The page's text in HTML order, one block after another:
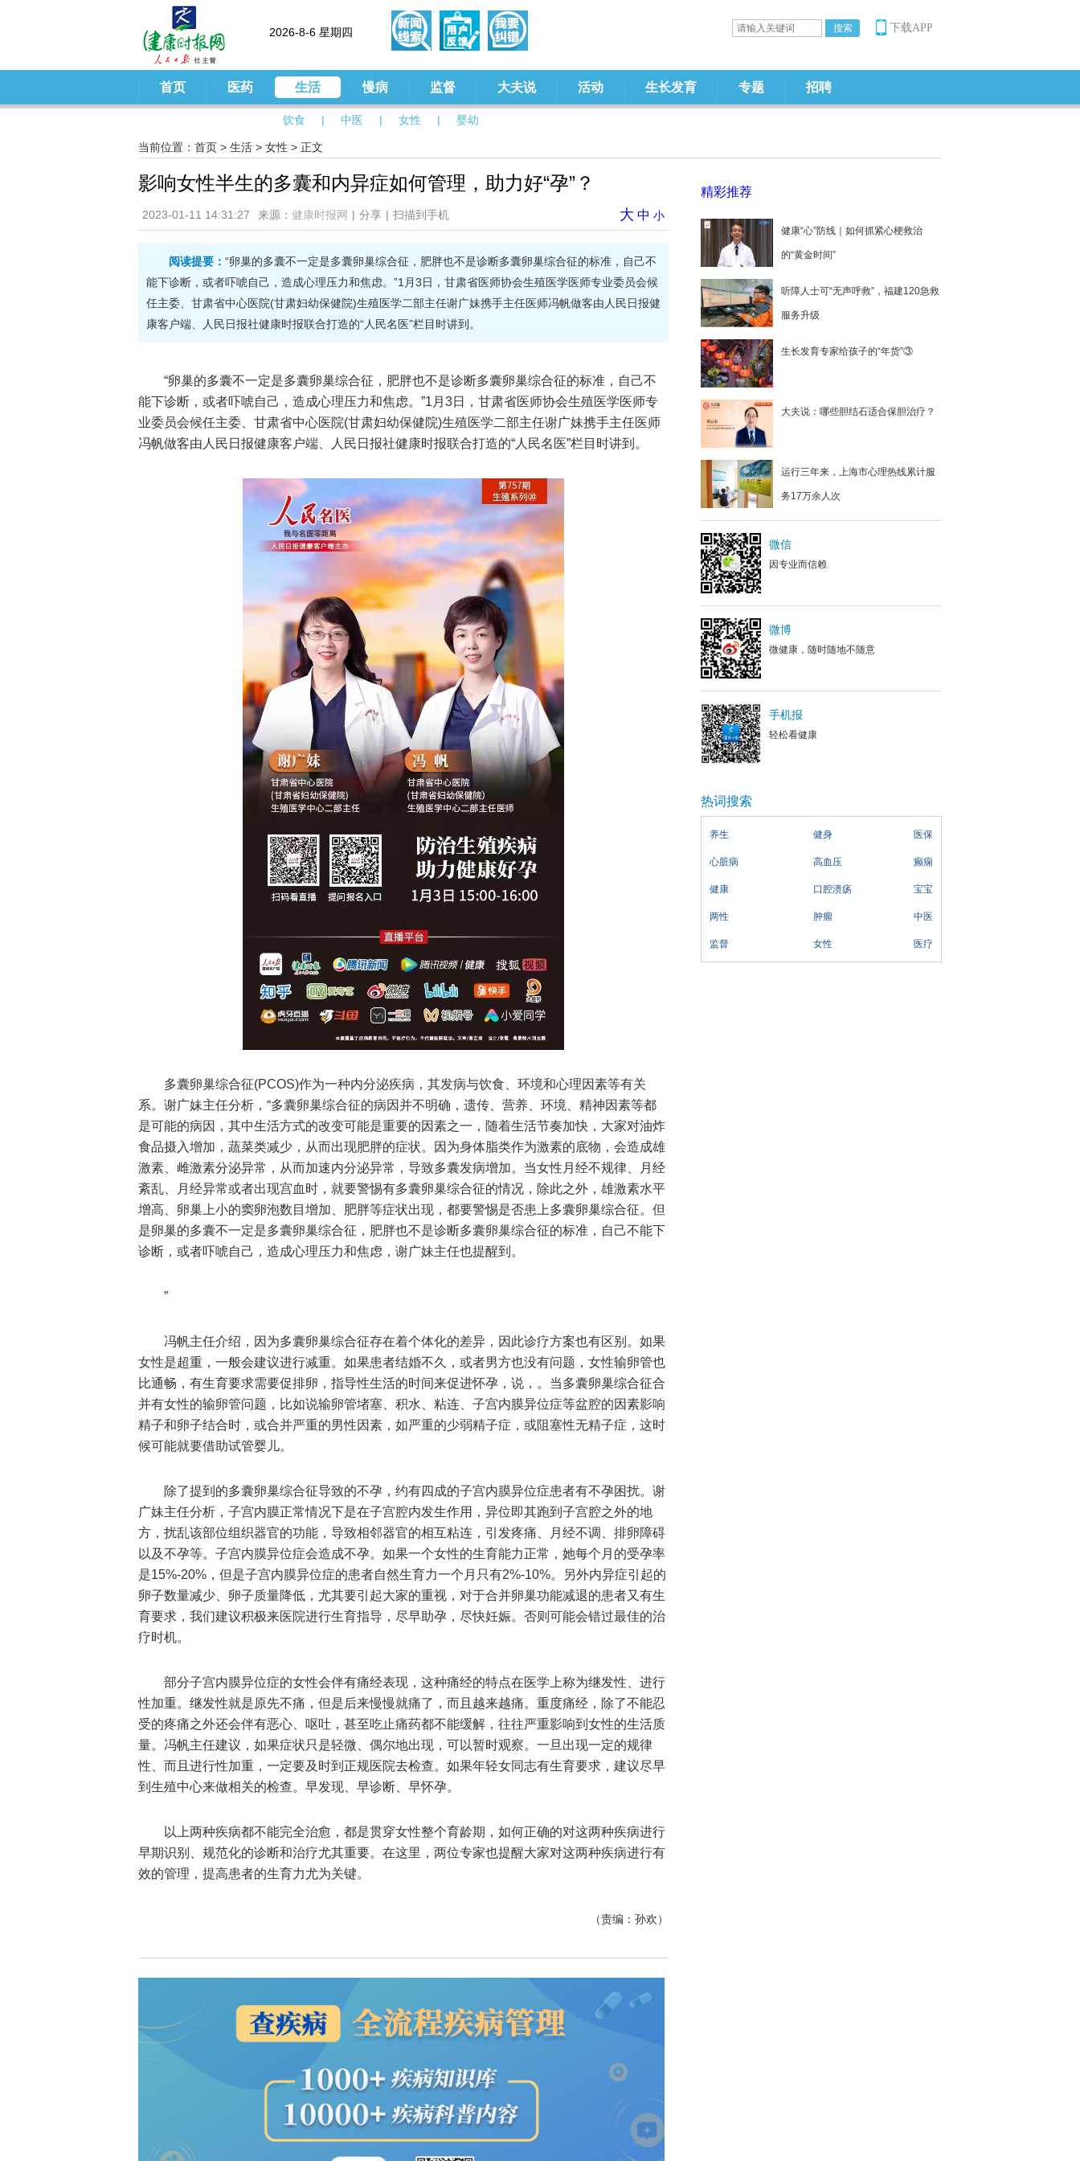
2026-8-6 星期四 下载APP
首页 医药 生活
饮食 | 中医 | 女性 | 婴幼
慢病 监督 大夫说 活动 生长发育 专题 招聘
当前位置： 首页 > 生活 > 女性 > 正文
影响女性半生的多囊和内异症如何管理，助力好“孕”？
2023-01-11 14:31:27 来源： 健康时报网 | 分享 | 扫描到手机 大 中 小
阅读提要： “卵巢的多囊不一定是多囊卵巢综合征，肥胖也不是诊断多囊卵巢综合征的标准，自己不
能下诊断，或者吓唬自己，造成心理压力和焦虑。”1月3日，甘肃省医师协会生殖医学医师专业委员会候
任主委、甘肃省中心医院(甘肃妇幼保健院)生殖医学二部主任谢广妹携手主任医师冯帆做客由人民日报健
康客户端、人民日报社健康时报联合打造的“人民名医”栏目时讲到。
“卵巢的多囊不一定是多囊卵巢综合征，肥胖也不是诊断多囊卵巢综合征的标准，自己不
能下诊断，或者吓唬自己，造成心理压力和焦虑。”1月3日，甘肃省医师协会生殖医学医师专
业委员会候任主委、甘肃省中心医院(甘肃妇幼保健院)生殖医学二部主任谢广妹携手主任医师
冯帆做客由人民日报健康客户端、人民日报社健康时报联合打造的“人民名医”栏目时讲到。
多囊卵巢综合征(PCOS)作为一种内分泌疾病，其发病与饮食、环境和心理因素等有关
系。谢广妹主任分析，“多囊卵巢综合征的病因并不明确，遗传、营养、环境、精神因素等都
是可能的病因，其中生活方式的改变可能是重要的因素之一，随着生活节奏加快，大家对油炸
食品摄入增加，蔬菜类减少，从而出现肥胖的症状。因为身体脂类作为激素的底物，会造成雄
激素、雌激素分泌异常，从而加速内分泌异常，导致多囊发病增加。当女性月经不规律、月经
紊乱、月经异常或者出现宫血时，就要警惕有多囊卵巢综合征的情况，除此之外，雄激素水平
增高、卵巢上小的窦卵泡数目增加、肥胖等症状出现，都要警惕是否患上多囊卵巢综合征。但
是卵巢的多囊不一定是多囊卵巢综合征，肥胖也不是诊断多囊卵巢综合征的标准，自己不能下
诊断，或者吓唬自己，造成心理压力和焦虑，谢广妹主任也提醒到。
”
冯帆主任介绍，因为多囊卵巢综合征存在着个体化的差异，因此诊疗方案也有区别。如果
女性是超重，一般会建议进行减重。如果患者结婚不久，或者男方也没有问题，女性输卵管也
比通畅，有生育要求需要促排卵，指导性生活的时间来促进怀孕，说，。当多囊卵巢综合征合
并有女性的输卵管问题，比如说输卵管堵塞、积水、粘连、子宫内膜异位症等盆腔的因素影响
精子和卵子结合时，或合并严重的男性因素，如严重的少弱精子症，或阻塞性无精子症，这时
候可能就要借助试管婴儿。
除了提到的多囊卵巢综合征导致的不孕，约有四成的子宫内膜异位症患者有不孕困扰。谢
广妹主任分析，子宫内膜正常情况下是在子宫腔内发生作用，异位即其跑到子宫腔之外的地
方，扰乱该部位组织器官的功能，导致相邻器官的相互粘连，引发疼痛、月经不调、排卵障碍
以及不孕等。子宫内膜异位症会造成不孕。如果一个女性的生育能力正常，她每个月的受孕率
是15%-20%，但是子宫内膜异位症的患者自然生育力一个月只有2%-10%。另外内异症引起的
卵子数量减少、卵子质量降低，尤其要引起大家的重视，对于合并卵巢功能减退的患者又有生
育要求，我们建议积极来医院进行生育指导，尽早助孕，尽快妊娠。否则可能会错过最佳的治
疗时机。
部分子宫内膜异位症的女性会伴有痛经表现，这种痛经的特点在医学上称为继发性、进行
性加重。继发性就是原先不痛，但是后来慢慢就痛了，而且越来越痛。重度痛经，除了不能忍
受的疼痛之外还会伴有恶心、呕吐，甚至吃止痛药都不能缓解，往往严重影响到女性的生活质
量。冯帆主任建议，如果症状只是轻微、偶尔地出现，可以暂时观察。一旦出现一定的规律
性、而且进行性加重，一定要及时到正规医院去检查。如果年轻女同志有生育要求，建议尽早
到生殖中心来做相关的检查。早发现、早诊断、早怀孕。
以上两种疾病都不能完全治愈，都是贯穿女性整个育龄期，如何正确的对这两种疾病进行
早期识别、规范化的诊断和治疗尤其重要。在这里，两位专家也提醒大家对这两种疾病进行有
效的管理，提高患者的生育力尤为关键。
（责编：孙欢）
精彩推荐
健康“心”防线｜如何抓紧心梗救治
的“黄金时间”
听障人士可“无声呼救”，福建120急救
服务升级
生长发育专家给孩子的“年货”③
大夫说：哪些胆结石适合保胆治疗？
运行三年来，上海市心理热线累计服
务17万余人次
微信
因专业而信赖
微博
微健康，随时随地不随意
手机报
轻松看健康
热词搜索
养生 健身 医保
心脏病 高血压 癫痫
健康 口腔溃疡 宝宝
两性 肿瘤 中医
监督 女性 医疗